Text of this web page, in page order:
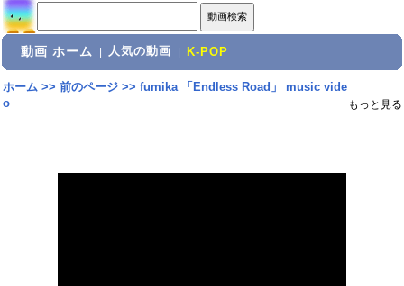
動画 ホーム 人気の動画 K-POP
ホーム>> 前のページ>> fumika 「Endless Road」 music vide
o
もっと見る